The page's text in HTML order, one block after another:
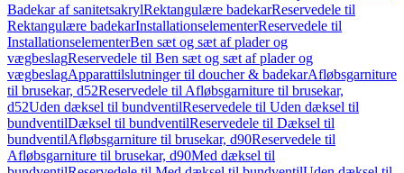
Badekar af sanitetsakrylRektangulære badekarReservedele til
Rektangulære badekarInstallationselementerReservedele til
InstallationselementerBen sæt og sæt af plader og
vægbeslagReservedele til Ben sæt og sæt af plader og
vægbeslagApparattilslutninger til doucher & badekarAfløbsgarniture
til brusekar, d52Reservedele til Afløbsgarniture til brusekar,
d52Uden dæksel til bundventilReservedele til Uden dæksel til
bundventilDæksel til bundventilReservedele til Dæksel til
bundventilAfløbsgarniture til brusekar, d90Reservedele til
Afløbsgarniture til brusekar, d90Med dæksel til